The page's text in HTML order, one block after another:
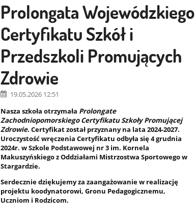
Prolongata Wojewódzkiego
Certyfikatu Szkół i
Przedszkoli Promujących
Zdrowie
19.05.2026 12:51
Nasza szkoła otrzymała Prolongate
Zachodniopomorskiego Certyfikatu Szkoły Promującej
Zdrowie. Certyfikat został przyznany na lata 2024-2027.
Uroczystość wręczenia Certyfikatu odbyła się 4 grudnia
2024r. w Szkole Podstawowej nr 3 im. Kornela
Makuszyńskiego z Oddziałami Mistrzostwa Sportowego w
Stargardzie.
Serdecznie dziękujemy za zaangażowanie w realizację
projektu koodynatorowi, Gronu Pedagogicznemu,
Uczniom i Rodzicom.